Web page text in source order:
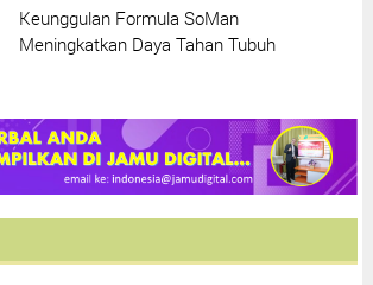
Keunggulan Formula SoMan
Meningkatkan Daya Tahan Tubuh